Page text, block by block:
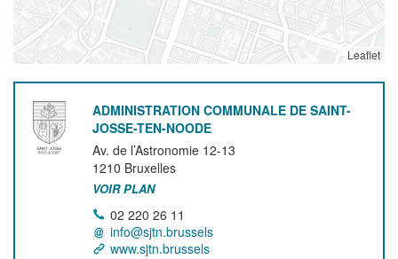
Leaflet
ADMINISTRATION COMMUNALE DE SAINT-
JOSSE-TEN-NOODE
Av. de l’Astronomie 12-13
1210 Bruxelles
VOIR PLAN
02 220 26 11
info@sjtn.brussels
www.sjtn.brussels